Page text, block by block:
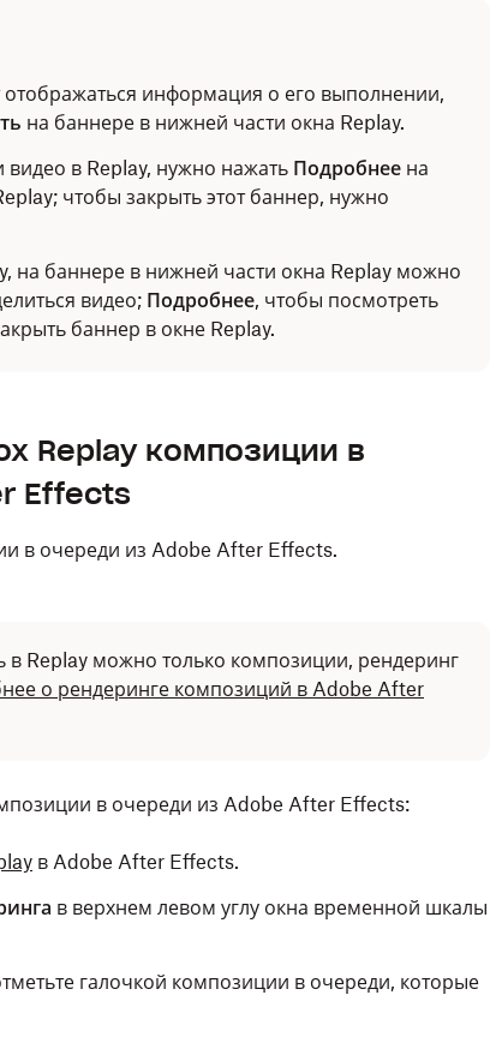
отображаться информация о его выполнении,
на баннере в нижней части окна Replay.
видео в Replay, нужно нажать Подробнее на
чтобы закрыть этот баннер, нужно
на баннере в нижней части окна Replay можно
видео; Подробнее, чтобы посмотреть
баннер в окне Replay.
Replay композиции в
Effects
в очереди из Adobe After Effects.
в Replay можно только композиции, рендеринг
о рендеринге композиций в Adobe After
в очереди из Adobe After Effects:
в Adobe After Effects.
в верхнем левом углу окна временной шкалы
галочкой композиции в очереди, которые